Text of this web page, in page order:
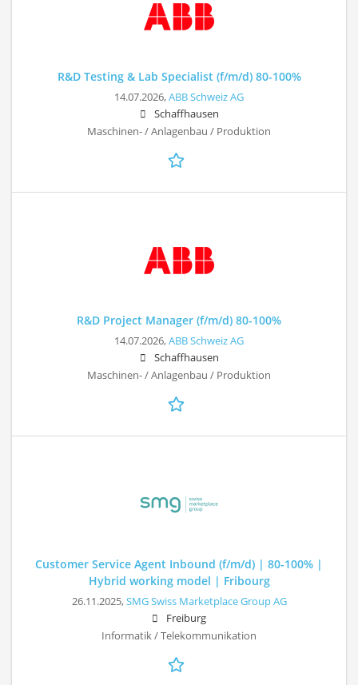
R&D Testing & Lab Specialist (f/m/d) 80-100%
14.07.2026,ABB Schweiz AG
Schaffhausen
Maschinen- / Anlagenbau / Produktion
R&D Project Manager (f/m/d) 80-100%
14.07.2026,ABB Schweiz AG
Schaffhausen
Maschinen- / Anlagenbau / Produktion
Customer Service Agent Inbound (f/m/d) | 80-100% |
Hybrid working model | Fribourg
26.11.2025,SMG Swiss Marketplace Group AG
Freiburg
Informatik / Telekommunikation